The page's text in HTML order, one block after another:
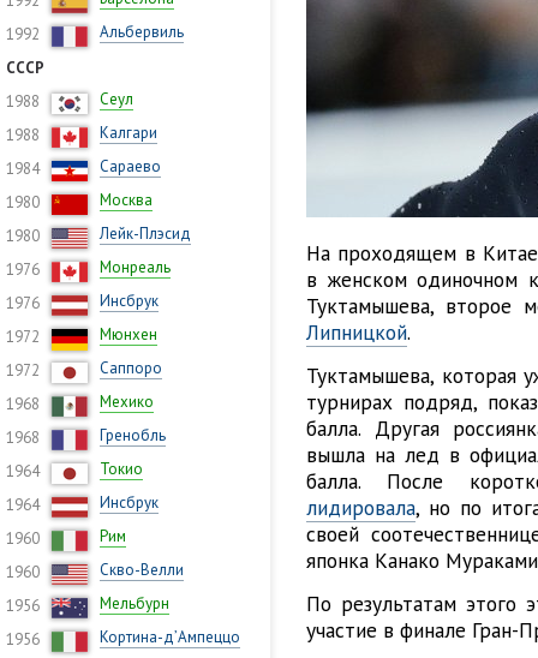
1992
Альбервиль
СССР
1988
Сеул
1988
Калгари
1984
Сараево
1980
Москва
1980
Лейк-Плэсид
1976
Монреаль
1976
Инсбрук
1972
Мюнхен
1972
Саппоро
1968
Мехико
1968
Гренобль
1964
Токио
1964
Инсбрук
1960
Рим
1960
Скво-Велли
1956
Мельбурн
1956
Кортина-д’Ампеццо
На проходящем в
в женском одиночном
Туктамышева, второе
Липницкой.
Туктамышева, которая
турнирах подряд,
балла. Другая
вышла на лед в
балла. После
лидировала, но по
своей
японка Канако
По результатам этого
участие в финале Гран-